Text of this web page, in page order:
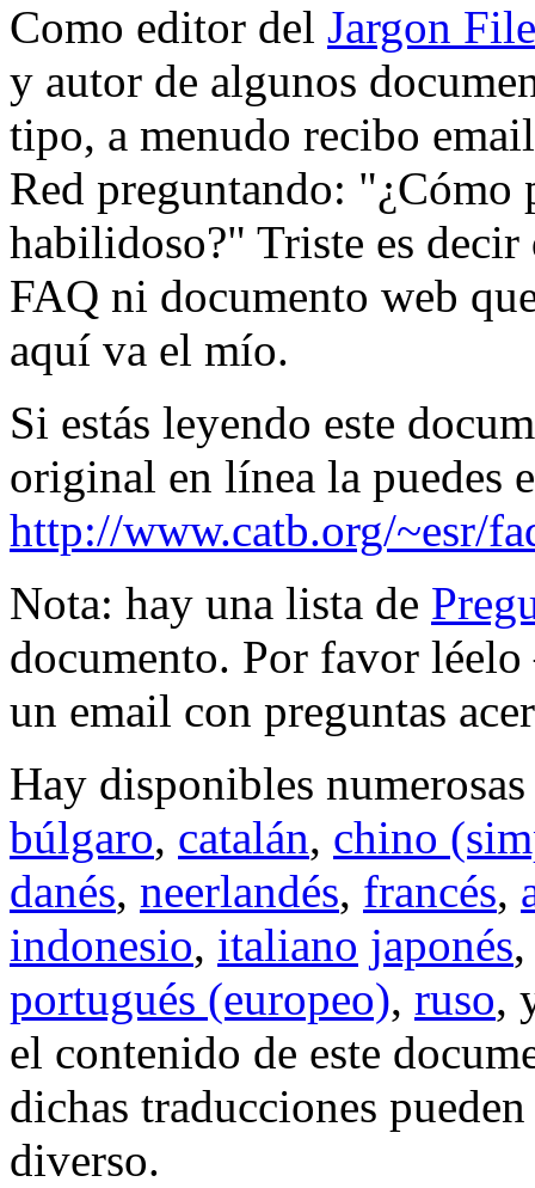
Como editor del Jargon File
y autor de algunos
tipo, a menudo recibo
Red preguntando: "¿Cómo
habilidoso?" Triste es decir
FAQ ni documento web
aquí va el mío.
Si estás leyendo este
original en línea la puedes
http://www.catb.org/~esr/
Nota: hay una lista de
documento. Por favor
un email con preguntas
Hay disponibles
búlgaro, catalán, chino
danés, neerlandés, francés,
indonesio, italiano japonés
portugués (europeo), ruso,
el contenido de este
dichas traducciones
diverso.